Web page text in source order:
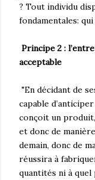
? Tout individu
fondamentales:
Principe 2 :
acceptable
"En décidant de
capable
conçoit un
et donc de
demain, donc de
réussira à
quantités ni à